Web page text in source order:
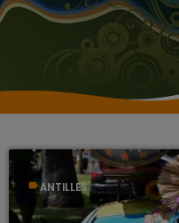
labelANTILLES